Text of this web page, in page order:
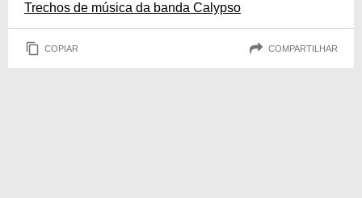
Trechos de música da banda Calypso
COPIAR COMPARTILHAR